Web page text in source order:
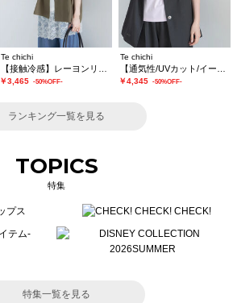
Te chichi
￥3,465 -50%OFF-
Te chichi
￥4,345 -50%OFF-
ランキング一覧を見る
TOPICS
特集
特集一覧を見る